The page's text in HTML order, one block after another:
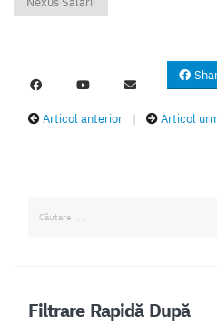
Articol anterior Articol
Filtrare Rapidă După